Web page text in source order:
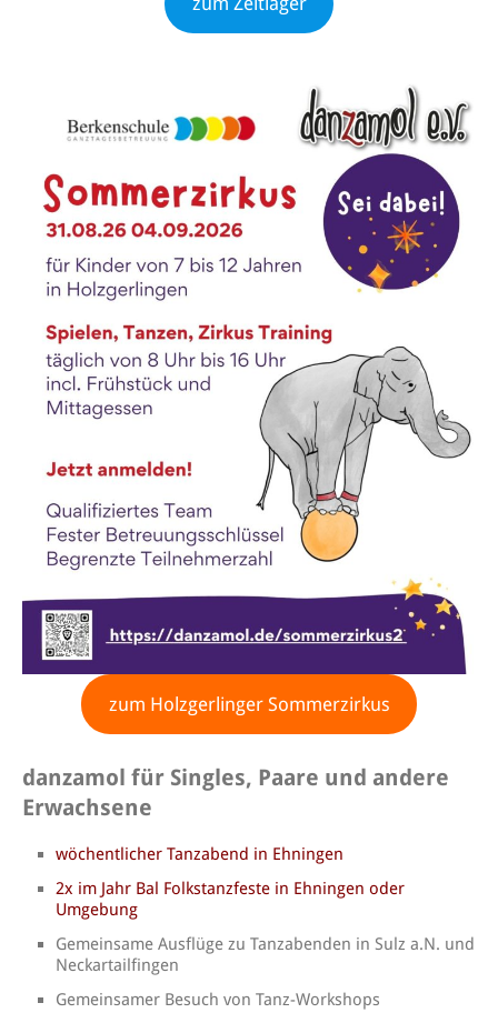
zum Holzgerlinger Sommerzirkus
danzamol für Singles, Paare und andere
Erwachsene
wöchentlicher Tanzabend in Ehningen
2x im Jahr Bal Folkstanzfeste in Ehningen oder
Umgebung
Gemeinsame Ausflüge zu Tanzabenden in Sulz a.N. und
Neckartailfingen
Gemeinsamer Besuch von Tanz-Workshops